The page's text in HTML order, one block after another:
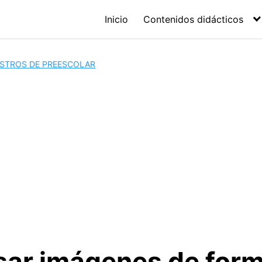
Inicio Contenidos didácticos
DE PREESCOLAR